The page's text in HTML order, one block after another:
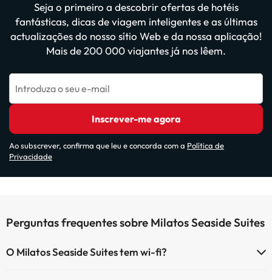
Seja o primeiro a descobrir ofertas de hotéis
fantásticas, dicas de viagem inteligentes e as últimas
actualizações do nosso sítio Web e da nossa aplicação!
Mais de 200 000 viajantes já nos lêem.
Introduza o seu e-mail
Inscrever-me agora
Ao subscrever, confirma que leu e concorda com a Política de
Privacidade
Perguntas frequentes sobre Milatos Seaside Suites
O Milatos Seaside Suites tem wi-fi?